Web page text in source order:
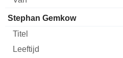
Stephan Gemkow